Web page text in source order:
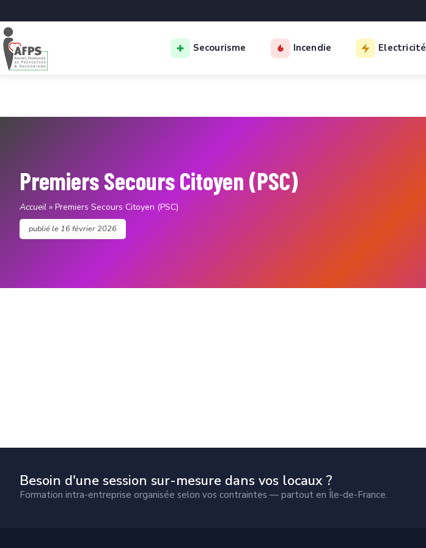
Secourisme Incendie Electricité
Premiers Secours Citoyen (PSC)
Accueil » Premiers Secours Citoyen (PSC)
publié le 16 février 2026
Besoin d'une session sur-mesure dans vos locaux ?
Formation intra-entreprise organisée selon vos contraintes — partout en Île-de-France.